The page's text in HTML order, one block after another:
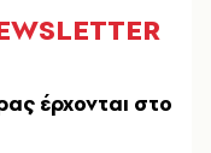
έρχονται στο